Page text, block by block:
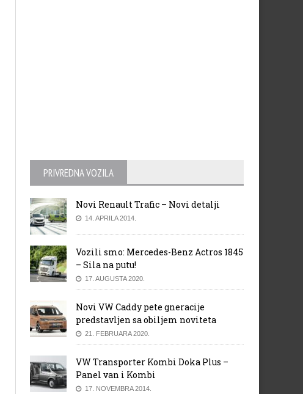
PRIVREDNA VOZILA
Novi Renault Trafic – Novi detalji
14. APRILA 2014.
Vozili smo: Mercedes-Benz Actros 1845
– Sila na putu!
17. AUGUSTA 2020.
Novi VW Caddy pete gneracije
predstavljen sa obiljem noviteta
21. FEBRUARA 2020.
VW Transporter Kombi Doka Plus –
Panel van i Kombi
17. NOVEMBRA 2014.